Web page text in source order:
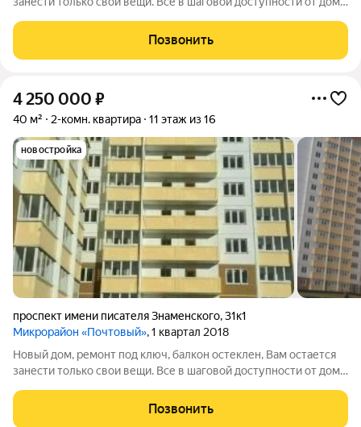
рассмотрим любую форму оплаты. ( указываем полную
стоимость квартиры ) Цена
Позвонить
4 250 000 ₽
40 м² 2-комн. квартира 11 этаж из 16
новостройка
проспект имени писателя Знаменского,31к1
Микрорайон «Почтовый», 1 квартал 2018
Новый дом, ремонт под ключ, балкон остеклен, Вам остается
занести только свои вещи. Все в шаговой доступности от дома.
рассмотрим любую форму оплаты. ( указываем полную
стоимость квартиры ) Звоните
Позвонить